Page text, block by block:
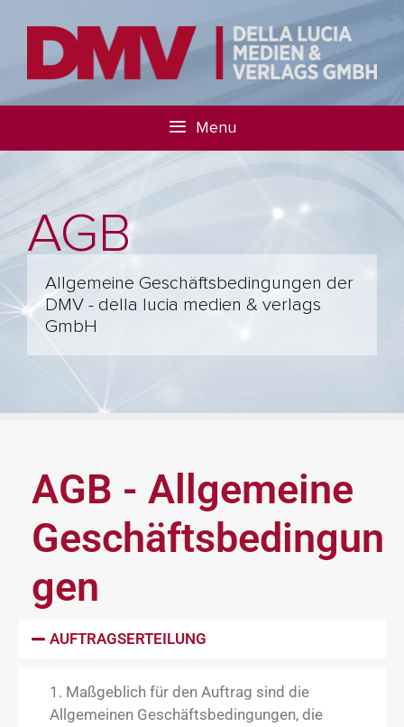
Menu
AGB
Allgemeine Geschäftsbedingungen der
DMV - della lucia medien & verlags
GmbH
AGB - Allgemeine
Geschäftsbedingun
gen
AUFTRAGSERTEILUNG
1. Maßgeblich für den Auftrag sind die
Allgemeinen Geschäftsbedingungen, die